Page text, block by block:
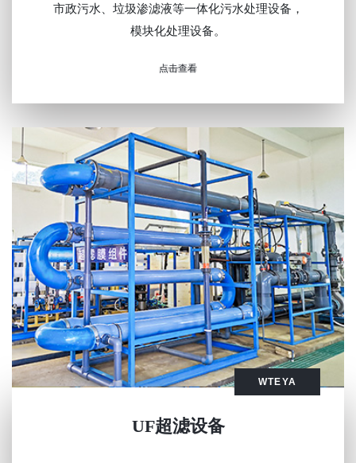
市政污水、垃圾渗滤液等一体化污水处理设备，
模块化处理设备。
点击查看
WTEYA
UF超滤设备